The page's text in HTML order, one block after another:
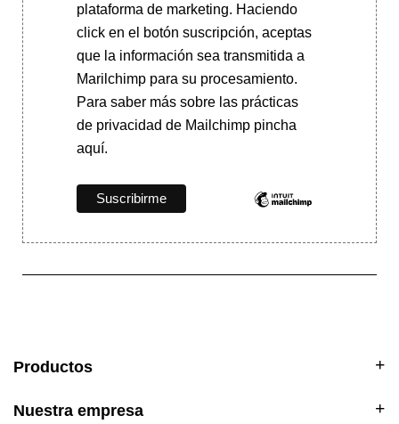
plataforma de marketing. Haciendo
click en el botón suscripción, aceptas
que la información sea transmitida a
Marilchimp para su procesamiento.
Para saber mássobre las prácticas
de privacidad de Mailchimp pincha
aquí.
Productos
Nuestra empresa